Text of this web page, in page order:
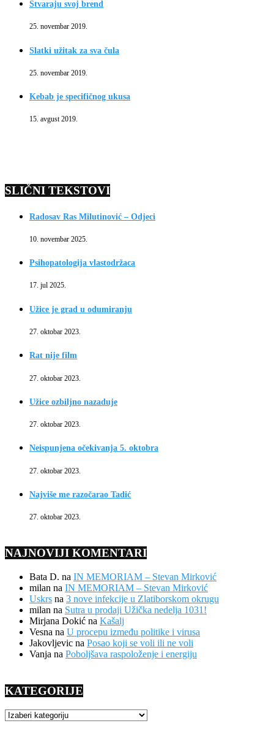
Stvaraju svoj brend
25. novembar 2019.
Slatki užitak za sva čula
25. novembar 2019.
Kebab je specifičnog ukusa
15. avgust 2019.
SLIČNI TEKSTOVI
Radosav Ras Milutinović – Odjeci
10. novembar 2025.
Psihopatologija vlastodržaca
17. jul 2025.
Užice je grad u odumiranju
27. oktobar 2023.
Rat nije film
27. oktobar 2023.
Užice ozbiljno nazaduje
27. oktobar 2023.
Neispunjena očekivanja 5. oktobra
27. oktobar 2023.
Najviše me razočarao Tadić
27. oktobar 2023.
NAJNOVIJI KOMENTARI
Bata D. na IN MEMORIAM – Stevan Mirković
milan na IN MEMORIAM – Stevan Mirković
Uskrs na 3 nove infekcije u Zlatiborskom okrugu
milan na Sutra u prodaji Užička nedelja 1031!
Mirjana Dokić na Kašalj
Vesna na U procepu između politike i virusa
Jakovljevic na Posao koji se voli ili ne voli
Vanja na Poboljšava raspoloženje i energiju
KATEGORIJE
KATEGORIJE